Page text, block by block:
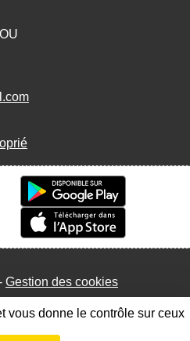
Gestion des cookies
vous donne le contrôle sur ceux